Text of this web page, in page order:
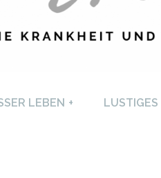
LEBEN + LUSTIGES